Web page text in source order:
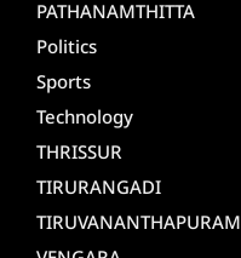
PATHANAMTHITTA
Politics
Sports
Technology
THRISSUR
TIRURANGADI
TIRUVANANTHAPURAM